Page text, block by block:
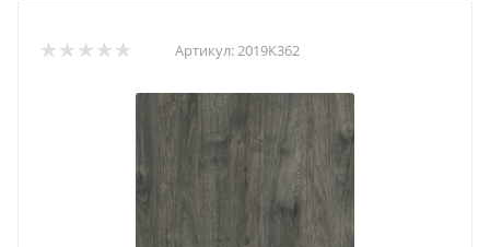
Артикул:2019К362